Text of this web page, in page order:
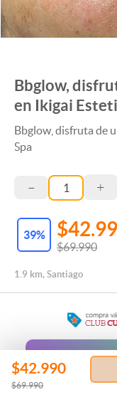
Bbglow,
en Ikigai
Bbglow, disfruta de
Spa
– +
39%
$69.990
1.9 km, Santiago
$42.990
$69.990